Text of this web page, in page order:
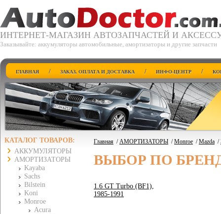
ИНТЕРНЕТ-МАГАЗИН АВТОЗАПЧАСТЕЙ И
Заказывайте: аккумуляторы автомобильные, амортизаторы и другие запчасти
ГЛАВНАЯ / ЗАКАЗ, ОПЛАТА И ДОСТАВКА / ИНФО-ЦЕНТР /
КАТАЛОГ ТОВАРОВ:
АККУМУЛЯТОРЫ
АМОРТИЗАТОРЫ
Kayaba
Sachs
Bilstein
Koni
Monroe
Acura
Главная /АМОРТИЗАТОРЫ /Monroe /Mazda /
ВЫБОР ПО
1.6 GT Turbo (BF1),
1985-1991